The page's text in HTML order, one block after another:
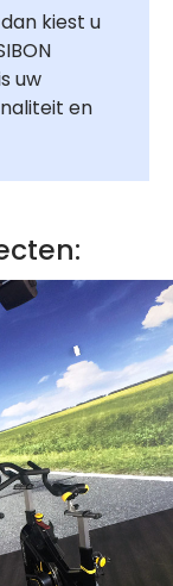
kiest u
uw
en